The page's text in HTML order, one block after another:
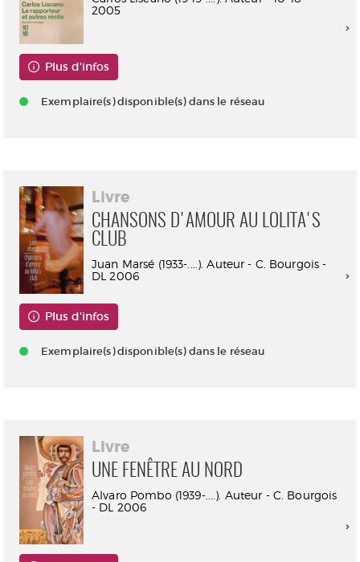
2005
Plus d'infos
Exemplaire(s) disponible(s) dans le réseau
Livre
CHANSONS D'AMOUR AU LOLITA'S
CLUB
Juan Marsé (1933-....). Auteur - C. Bourgois -
DL 2006
Plus d'infos
Exemplaire(s) disponible(s) dans le réseau
Livre
UNE FENÊTRE AU NORD
Alvaro Pombo (1939-....). Auteur - C. Bourgois
- DL 2006